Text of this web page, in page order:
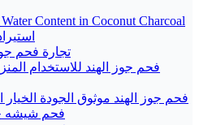
Content in Coconut Charcoal
تجارة فحم
فحم جوز الهند للاستخدام
فحم جوز الهند موثوق الجودة الخيار
فحم شيشه